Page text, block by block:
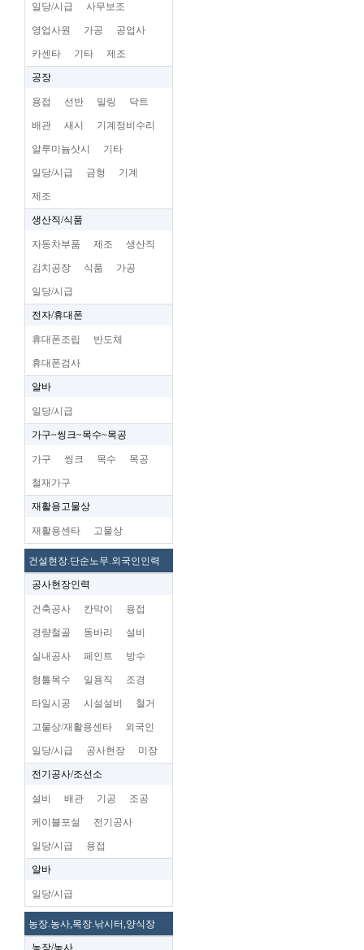
일당/시급 사무보조
영업사원 가공 공업사
카센타 기타 제조
공장
용접 선반 밀링 닥트
배관 새시 기계정비수리
알루미늄삿시 기타
일당/시급 금형 기계
제조
생산직/식품
자동차부품 제조 생산직
김치공장 식품 가공
일당/시급
전자/휴대폰
휴대폰조립 반도체
휴대폰검사
알바
일당/시급
가구~씽크~목수~목공
가구 씽크 목수 목공
철재가구
재활용고물상
재활용센타 고물상
건설현장.단순노무.외국인인력
공사현장인력
건축공사 칸막이 용접
경량철골 동바리 설비
실내공사 페인트 방수
형틀목수 일용직 조경
타일시공 시설설비 철거
고물상/재활용센타 외국인
일당/시급 공사현장 미장
전기공사/조선소
설비 배관 기공 조공
케이블포설 전기공사
일당/시급 용접
알바
일당/시급
농장.농사,목장.낚시터,양식장
농장/농사